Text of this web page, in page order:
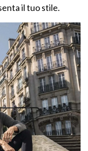
il tuo stile.